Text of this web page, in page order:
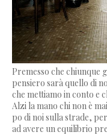
Premesso che chiunque
pensiero sarà quello di
che mettiamo in conto e
Alzi la mano chi non è
po di noi sulla strade,
ad avere un equilibrio